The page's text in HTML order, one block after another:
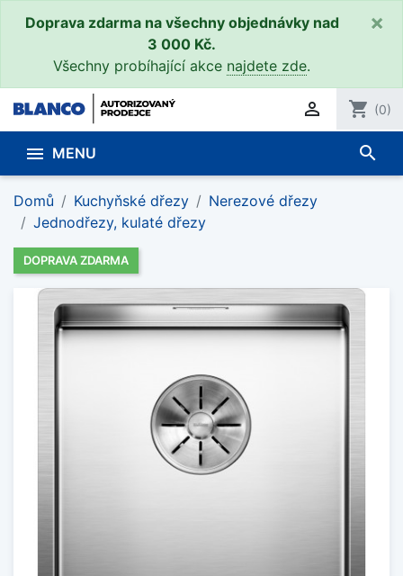
Doprava zdarma na všechny objednávky nad
3 000 Kč.
Všechny probíhající akce najdete zde.
×
 shopping_cart (0)
 MENU search
Domů Kuchyňské dřezy
Nerezové dřezy
Jednodřezy, kulaté dřezy
DOPRAVA ZDARMA